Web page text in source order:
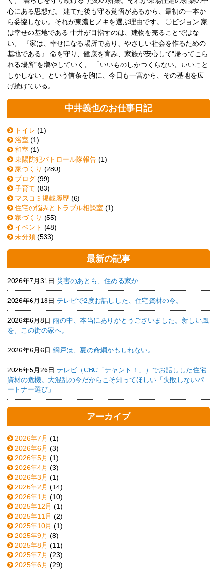
心にある思想だ。 建てた後も守る覚悟があるから、最初の一本か
ら妥協しない。それが東濃ヒノキを選ぶ理由です。 〇ビジョン 家
は幸せの基地である 中井が目指すのは、建物を売ることではな
い。 『家は、幸せになる場所であり、やさしい社会を作るための
基地である』 命を守り、健康を育み、家族が安心して“帰ってこら
れる場所”を増やしていく。 「いいものしかつくらない。いいこと
しかしない」という信条を胸に、今日も一宮から、その基地を広
げ続けている。
中井義也のお仕事日記
トイレ (1)
浴室 (1)
和室 (1)
東陽防犯パトロール隊報告 (1)
家づくり (280)
ブログ (99)
子育て (83)
マスコミ掲載履歴 (6)
住宅の悩みとトラブル相談室 (1)
家づくり (55)
イベント (48)
未分類 (533)
最新の記事
2026年7月31日 災害のあとも、住める家か
2026年6月18日 テレビで2度お話しした、住宅資材の今。
2026年6月8日 雨の中、本当にありがとうございました。新しい風
を、この街の家へ。
2026年6月6日 網戸は、夏の命綱かもしれない。
2026年5月26日 テレビ（CBC「チャント！」）でお話しした住宅
資材の危機。大混乱の今だからこそ知ってほしい「失敗しないパ
ートナー選び」
アーカイブ
2026年7月 (1)
2026年6月 (3)
2026年5月 (1)
2026年4月 (3)
2026年3月 (1)
2026年2月 (14)
2026年1月 (10)
2025年12月 (1)
2025年11月 (2)
2025年10月 (1)
2025年9月 (8)
2025年8月 (11)
2025年7月 (23)
2025年6月 (29)